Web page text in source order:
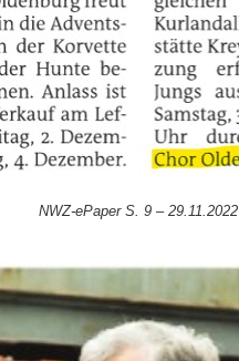
NWZ-ePaper S. 9 – 29.11.2022